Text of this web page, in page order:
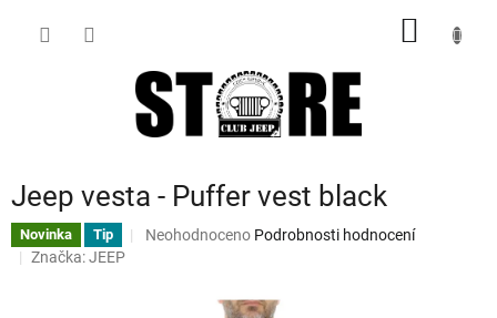
Jeep vesta - Puffer vest black
Novinka Tip
Průměrné
Neohodnoceno Podrobnosti hodnocení
Značka:JEEP